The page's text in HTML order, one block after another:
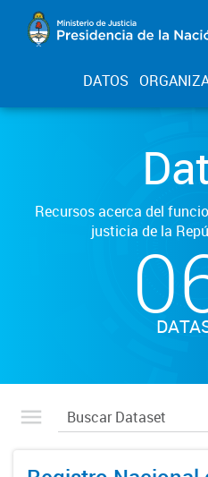
DATOS
Recursos acerca del
justicia de la